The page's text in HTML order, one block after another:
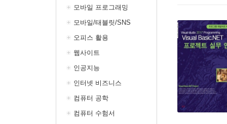
모바일 프로그래밍
모바일/태블릿/SNS
오피스 활용
웹사이트
인공지능
인터넷 비즈니스
컴퓨터 공학
컴퓨터 수험서